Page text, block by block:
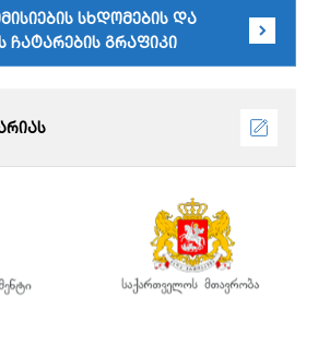
სხდომების და
ჩატარების გრაფიკი